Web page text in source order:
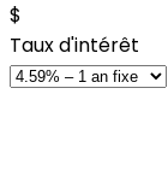
$
Taux d'intérêt